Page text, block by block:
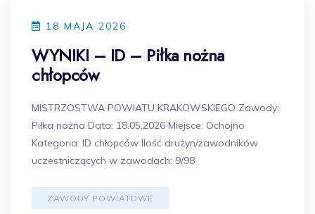
18 MAJA 2026
WYNIKI – ID – Piłka nożna
chłopców
MISTRZOSTWA POWIATU KRAKOWSKIEGO Zawody:
Piłka nożna Data: 18.05.2026 Miejsce: Ochojno
Kategoria: ID chłopców Ilość drużyn/zawodników
uczestniczących w zawodach: 9/98
ZAWODY POWIATOWE